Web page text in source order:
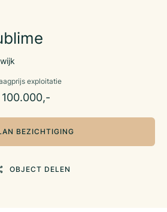
exploitatie
BEZICHTIGING
OBJECT DELEN